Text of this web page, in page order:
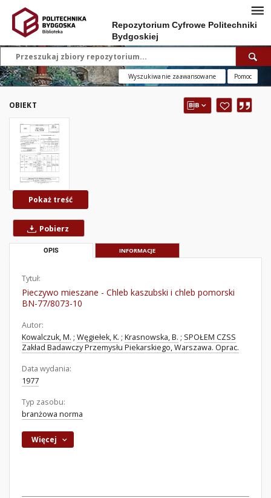
Repozytorium Cyfrowe Politechniki
Bydgoskiej
Wyszukiwanie zaawansowane Pomoc
OBIEKT
Pokaż treść
Pobierz
OPIS INFORMACJE
Tytuł:
Pieczywo mieszane - Chleb kaszubski i chleb pomorski
BN-77/8073-10
Autor:
Kowalczuk, M. ; Węgiełek, K. ; Krasnowska, B. ; SPOŁEM CZSS
Zakład Badawczy Przemysłu Piekarskiego, Warszawa. Oprac.
Data wydania:
1977
Typ zasobu:
branżowa norma
Więcej